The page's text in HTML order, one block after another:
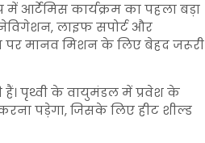
आर्टेमिस कार्यक्रम का पहला बड़ा
लाइफ सपोर्ट और
पर मानव मिशन के लिए बेहद जरूरी
हैं। पृथ्वी के वायुमंडल में प्रवेश के
पड़ेगा, जिसके लिए हीट शील्ड